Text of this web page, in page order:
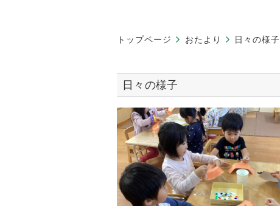
トップページ おたより 日々の様子
日々の様子